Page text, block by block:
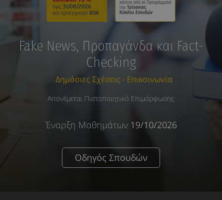
Fake News, Προπαγάνδα και Fact-
Checking
Δημόσιες Σχέσεις - Επικοινωνία
Απονέμεται Πιστοποιητικό Επιμόρφωσης
Έναρξη Μαθημάτων 19/10/2026
Οδηγός Σπουδών